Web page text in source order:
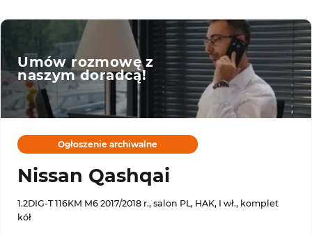
Umów rozmowę z
naszym doradcą!
Ogłoszenie archiwalne
Nissan Qashqai
1.2DIG-T 116KM M6 2017/2018 r., salon PL, HAK, I wł., komplet
kół